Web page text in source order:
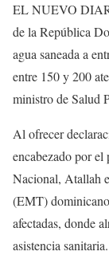
EL NUEVO
de la República
agua saneada a
entre 150 y 200
ministro de Salud
Al ofrecer
encabezado por
Nacional, Atallah
(EMT)
afectadas, donde
asistencia sanitaria.